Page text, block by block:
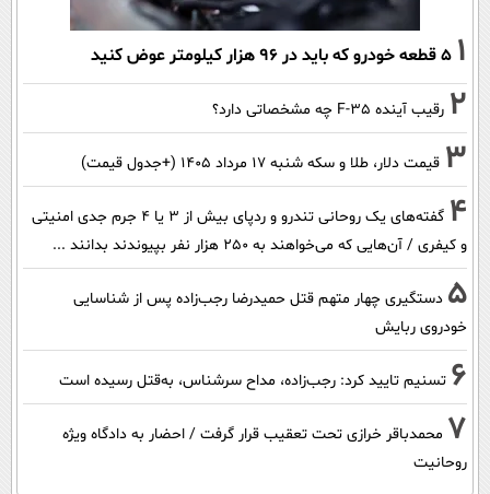
1 ۵ قطعه خودرو که باید در ۹۶ هزار کیلومتر عوض کنید
2 رقیب آینده F-35 چه مشخصاتی دارد؟
3 قیمت دلار، طلا و سکه شنبه ۱۷ مرداد ۱۴۰۵ (+جدول قیمت)
4
گفته‌های یک روحانی تندرو و ردپای بیش از ۳ یا ۴ جرم جدی امنیتی
و کیفری / آن‌هایی که می‌خواهند به ۲۵۰ هزار نفر بپیوندند بدانند ...
5 دستگیری چهار متهم قتل حمیدرضا رجب‌زاده پس از شناسایی
خودروی ربایش
6 تسنیم تایید کرد: رجب‌زاده، مداح سرشناس، به‌قتل رسیده است
7 محمدباقر خرازی تحت تعقیب قرار گرفت / احضار به دادگاه ویژه
روحانیت